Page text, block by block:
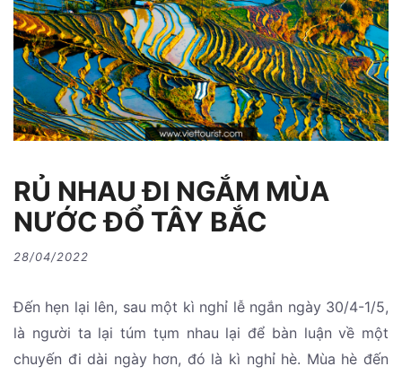
RỦ NHAU ĐI NGẮM MÙA
NƯỚC ĐỔ TÂY BẮC
28/04/2022
Đến hẹn lại lên, sau một kì nghỉ lễ ngắn ngày 30/4-1/5,
là người ta lại túm tụm nhau lại để bàn luận về một
chuyến đi dài ngày hơn, đó là kì nghỉ hè. Mùa hè đến